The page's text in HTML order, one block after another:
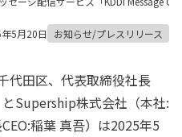
5月20日 お知らせ/プレスリリース
代田区、代表取締役社長
Supership株式会社（本社:
稲葉 真吾）は2025年5